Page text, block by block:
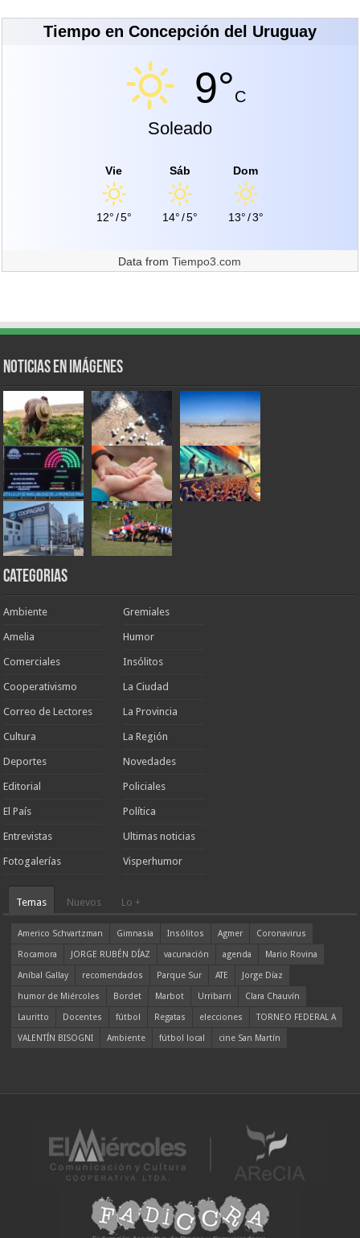
Tiempo en Concepción del Uruguay
9°C
Soleado
Vie
12°/5°
Sáb
14°/5°
Dom
13°/3°
Data fromTiempo3.com
Noticias en Imágenes
Categorias
Ambiente
Amelia
Comerciales
Cooperativismo
Correo de Lectores
Cultura
Deportes
Editorial
El País
Entrevistas
Fotogalerías
Gremiales
Humor
Insólitos
La Ciudad
La Provincia
La Región
Novedades
Policiales
Política
Ultimas noticias
Visperhumor
Temas Nuevos Lo +
Americo Schvartzman Gimnasia Insólitos Agmer
Coronavirus
Rocamora
JORGE RUBÉN DÍAZ vacunación agenda
Mario Rovina
Aníbal Gallay
recomendados Parque Sur ATE
Jorge Díaz
humor de Miércoles
Bordet Marbot Urribarri
Clara Chauvín
Lauritto
Docentes fútbol Regatas elecciones
TORNEO FEDERAL A
VALENTÍN BISOGNI
Ambiente fútbol local cine San Martín